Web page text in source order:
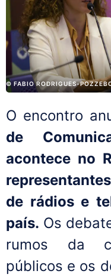
© FABIO RODRIGUES-
O encontro
de
acontece no
de rádios e
país. Os
rumos da
públicos e os